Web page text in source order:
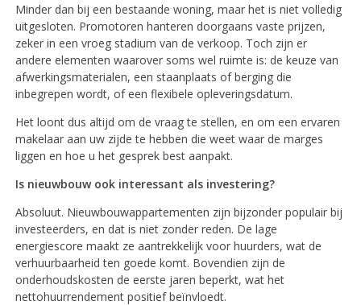
Minder dan bij een bestaande woning, maar het is niet volledig
uitgesloten. Promotoren hanteren doorgaans vaste prijzen,
zeker in een vroeg stadium van de verkoop. Toch zijn er
andere elementen waarover soms wel ruimte is: de keuze van
afwerkingsmaterialen, een staanplaats of berging die
inbegrepen wordt, of een flexibele opleveringsdatum.
Het loont dus altijd om de vraag te stellen, en om een ervaren
makelaar aan uw zijde te hebben die weet waar de marges
liggen en hoe u het gesprek best aanpakt.
Is nieuwbouw ook interessant als investering?
Absoluut. Nieuwbouwappartementen zijn bijzonder populair bij
investeerders, en dat is niet zonder reden. De lage
energiescore maakt ze aantrekkelijk voor huurders, wat de
verhuurbaarheid ten goede komt. Bovendien zijn de
onderhoudskosten de eerste jaren beperkt, wat het
nettohuurrendement positief beïnvloedt.